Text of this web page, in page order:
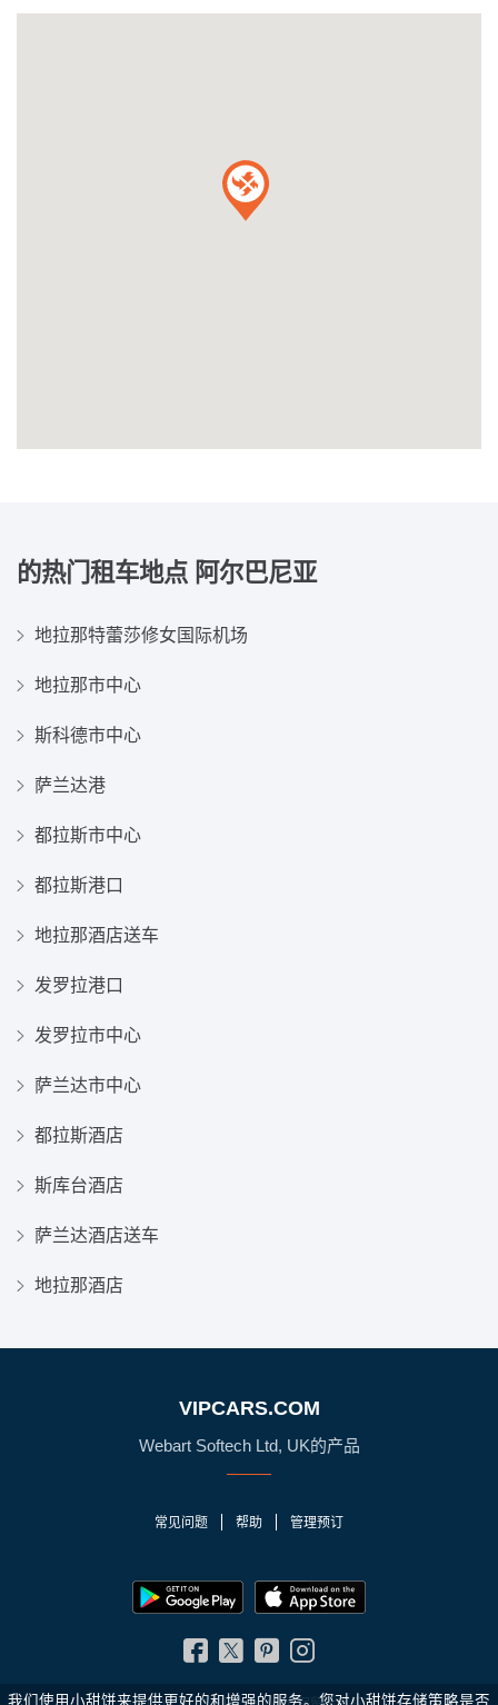
的热门租车地点 阿尔巴尼亚
地拉那特蕾莎修女国际机场
地拉那市中心
斯科德市中心
萨兰达港
都拉斯市中心
都拉斯港口
地拉那酒店送车
发罗拉港口
发罗拉市中心
萨兰达市中心
都拉斯酒店
斯库台酒店
萨兰达酒店送车
地拉那酒店
VIPCARS.COM
Webart Softech Ltd, UK的产品
常见问题 帮助 管理预订
我们使用小甜饼来提供更好的和增强的服务。您对小甜饼存储策略是否